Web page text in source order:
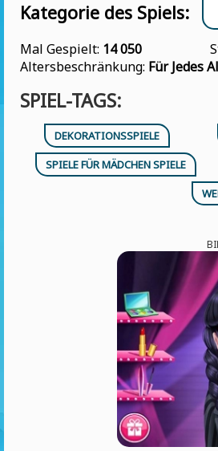
Kategorie des Spiels:
Mal Gespielt: 14 050
Altersbeschränkung: Für Jedes
SPIEL-TAGS:
DEKORATIONSSPIELE
SPIELE FÜR MÄDCHEN SPIELE